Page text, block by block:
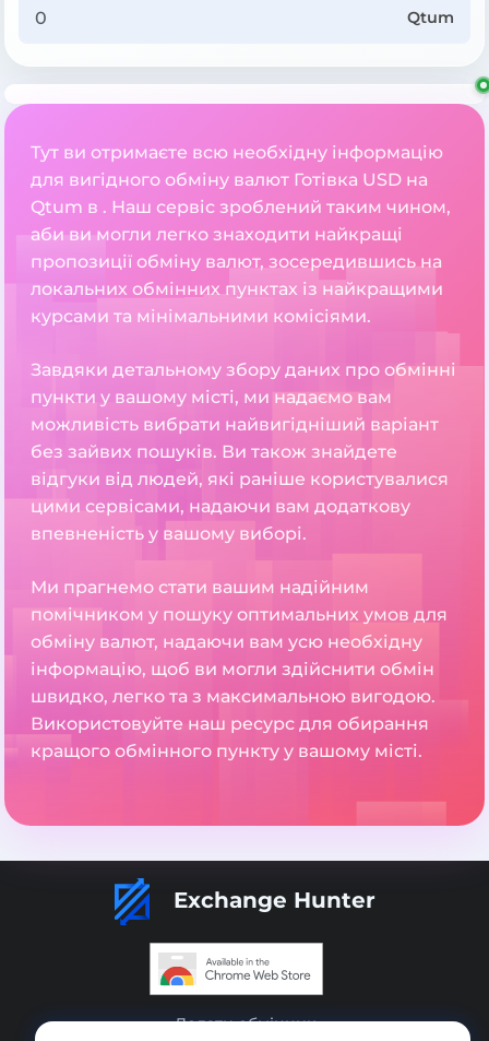
Qtum
Тут ви отримаєте всю необхідну інформацію
для вигідного обміну валют Готівка USD на
Qtum в . Наш сервіс зроблений таким чином,
аби ви могли легко знаходити найкращі
пропозиції обміну валют, зосередившись на
локальних обмінних пунктах із найкращими
курсами та мінімальними комісіями.
Завдяки детальному збору даних про обмінні
пункти у вашому місті, ми надаємо вам
можливість вибрати найвигідніший варіант
без зайвих пошуків. Ви також знайдете
відгуки від людей, які раніше користувалися
цими сервісами, надаючи вам додаткову
впевненість у вашому виборі.
Ми прагнемо стати вашим надійним
помічником у пошуку оптимальних умов для
обміну валют, надаючи вам усю необхідну
інформацію, щоб ви могли здійснити обмін
швидко, легко та з максимальною вигодою.
Використовуйте наш ресурс для обирання
кращого обмінного пункту у вашому місті.
Exchange Hunter
Додати обмінник